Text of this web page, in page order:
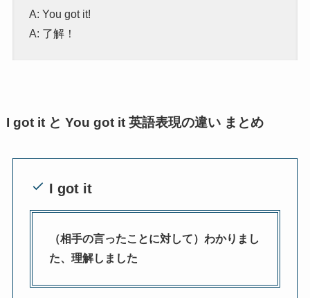
A: You got it!
A: 了解！
I got it と You got it 英語表現の違い まとめ
I got it
（相手の言ったことに対して）わかりまし
た、理解しました